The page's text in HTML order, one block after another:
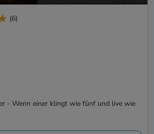
(6)
- Wenn einer klingt wie fünf und live wie